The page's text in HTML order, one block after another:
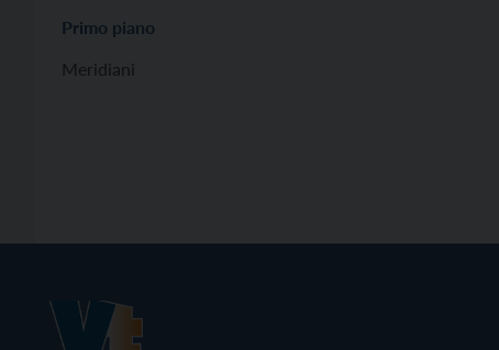
Primo piano
Meridiani